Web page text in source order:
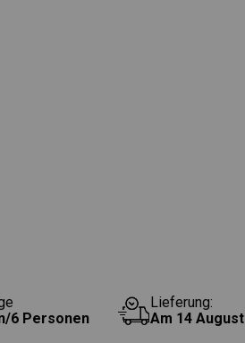
6 Personen
Lieferung:
Am 14 August